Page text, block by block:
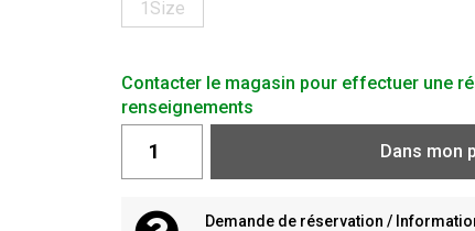
1Size
Contacter le magasin pour effectuer une
renseignements
Dans mon
Demande de réservation /